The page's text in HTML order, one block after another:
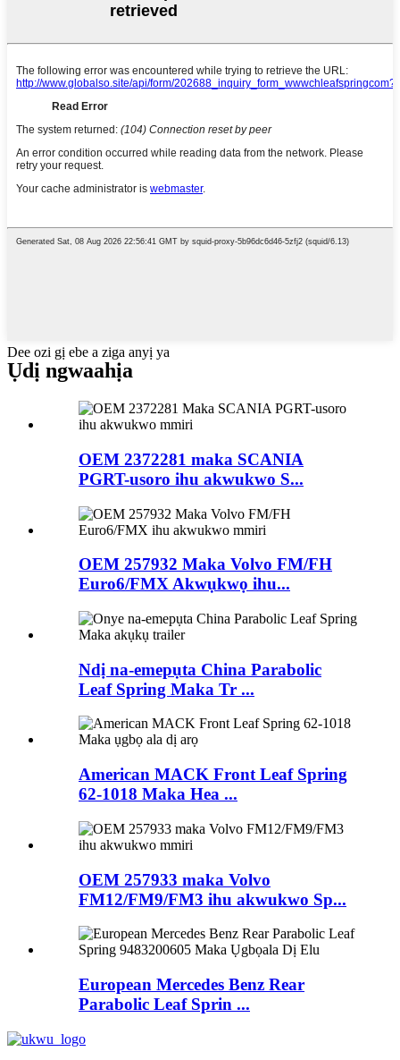
Dee ozi gị ebe a ziga anyị ya
Ụdị ngwaahịa
OEM 2372281 maka SCANIA
PGRT-usoro ihu akwukwo S...
OEM 257932 Maka Volvo FM/FH
Euro6/FMX Akwụkwọ ihu...
Ndị na-emepụta China Parabolic
Leaf Spring Maka Tr ...
American MACK Front Leaf Spring
62-1018 Maka Hea ...
OEM 257933 maka Volvo
FM12/FM9/FM3 ihu akwukwo Sp...
European Mercedes Benz Rear
Parabolic Leaf Sprin ...